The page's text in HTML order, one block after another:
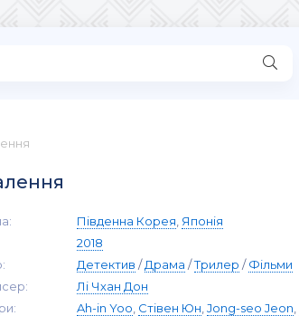
Південна Корея Японія
2018
Детектив /Драма /Трилер /Фільми
Лі Чхан Дон
Ah-in Yoo Стівен Юн Jong-seo Jeon